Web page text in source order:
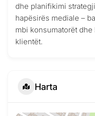
dhe planifikimi
hapësirës mediale –
mbi konsumatorët
klientët.
Harta